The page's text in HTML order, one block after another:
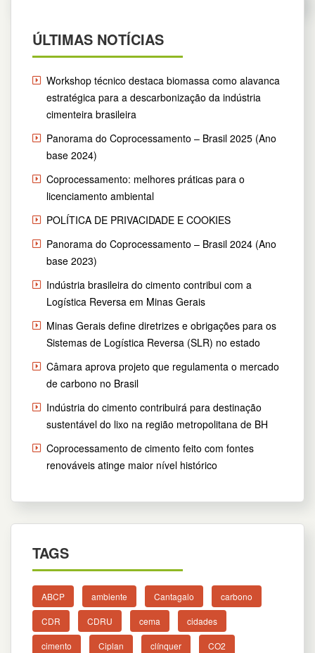
ÚLTIMAS NOTÍCIAS
Workshop técnico destaca biomassa como alavanca
estratégica para a descarbonização da indústria
cimenteira brasileira
Panorama do Coprocessamento – Brasil 2025 (Ano
base 2024)
Coprocessamento: melhores práticas para o
licenciamento ambiental
POLÍTICA DE PRIVACIDADE E COOKIES
Panorama do Coprocessamento – Brasil 2024 (Ano
base 2023)
Indústria brasileira do cimento contribui com a
Logística Reversa em Minas Gerais
Minas Gerais define diretrizes e obrigações para os
Sistemas de Logística Reversa (SLR) no estado
Câmara aprova projeto que regulamenta o mercado
de carbono no Brasil
Indústria do cimento contribuirá para destinação
sustentável do lixo na região metropolitana de BH
Coprocessamento de cimento feito com fontes
renováveis atinge maior nível histórico
TAGS
ABCP ambiente Cantagalo carbono
CDR CDRU cema cidades
cimento Ciplan clínquer CO2